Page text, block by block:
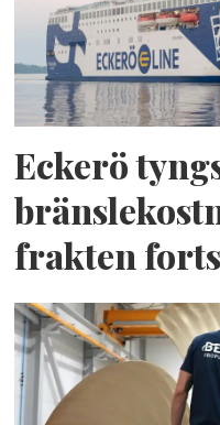
Eckerö
frakten